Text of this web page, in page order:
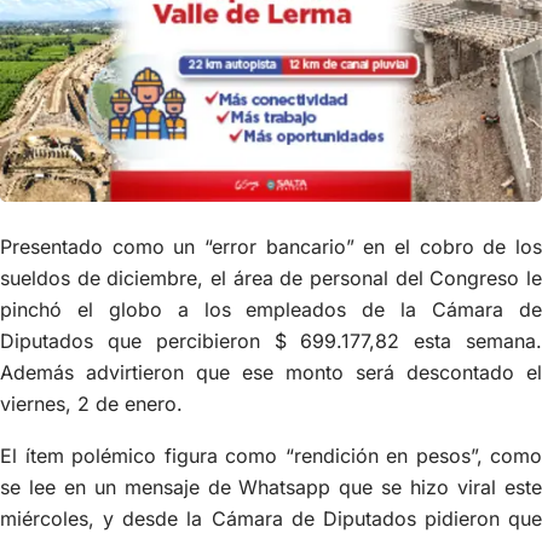
Presentado como un “error bancario” en el cobro de los
sueldos de diciembre, el área de personal del Congreso le
pinchó el globo a los empleados de la Cámara de
Diputados que percibieron $ 699.177,82 esta semana.
Además advirtieron que ese monto será descontado el
viernes, 2 de enero.
El ítem polémico figura como “rendición en pesos”, como
se lee en un mensaje de Whatsapp que se hizo viral este
miércoles, y desde la Cámara de Diputados pidieron que